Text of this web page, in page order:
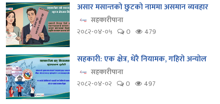
असार मसान्तको छुटको नाममा असमान व्यवहार
सहकारीपाना
२०८२-०४-०५
0 479
सहकारी: एक क्षेत्र, धेरै नियामक, गहिरो अन्योल
सहकारीपाना
२०८२-०४-०२
0 497